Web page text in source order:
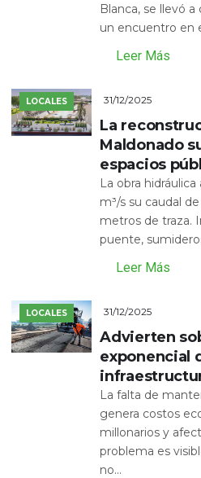
Blanca, se llevó
un encuentro en
Leer Más
LOCALES 31/12/2025
La
Maldonado
espacios
La obra
m³/s su caudal
metros de traza.
puente,
Leer Más
LOCALES 31/12/2025
Advierten
exponencial
La falta de
genera costos
millonarios y
problema es
no...